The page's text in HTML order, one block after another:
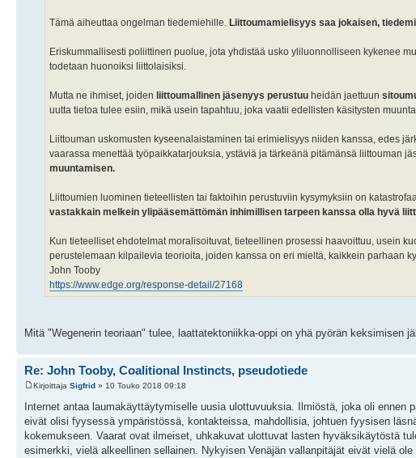
Tämä aiheuttaa ongelman tiedemiehille. Liittoumamielisyys saa jokaisen,
Eriskummallisesti poliittinen puolue, jota yhdistää usko yliluonnolliseen kykenee
todetaan huonoiksi liittolaisiksi.
Mutta ne ihmiset, joiden liittoumallinen jäsenyys perustuu heidän jaettuun
uutta tietoa tulee esiin, mikä usein tapahtuu, joka vaatii edellisten käsitysten
Liittouman uskomusten kyseenalaistaminen tai erimielisyys niiden kanssa, edes
vaarassa menettää työpaikkatarjouksia, ystäviä ja tärkeänä pitämänsä liittouman
muuntamisen.
Liittoumien luominen tieteellisten tai faktoihin perustuviin kysymyksiin on
vastakkain melkein ylipääsemättömän inhimillisen tarpeen kanssa olla hyvä
Kun tieteelliset ehdotelmat moralisoituvat, tieteellinen prosessi haavoittuu, usein
perustelemaan kilpailevia teorioita, joiden kanssa on eri mieltä, kaikkein parhaan
John Tooby
https://www.edge.org/response-detail/27168
Mitä "Wegenerin teoriaan" tulee, laattatektoniikka-oppi on yhä pyörän keksimisen
Re: John Tooby, Coalitional Instincts, pseudotiede
Kirjoittaja Sigfrid » 10 Touko 2018 09:18
Internet antaa laumakäyttäytymiselle uusia ulottuvuuksia. Ilmiöstä, joka oli
eivät olisi fyysessä ympäristössä, kontakteissa, mahdollisia, johtuen fyysisen
kokemukseen. Vaarat ovat ilmeiset, uhkakuvat ulottuvat lasten hyväksikäytöstä
esimerkki, vielä alkeellinen sellainen. Nykyisen Venäjän vallanpitäjät eivät vielä